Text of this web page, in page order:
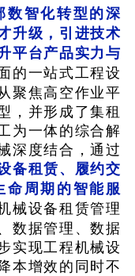
数智化转型的深
升级，引进技术
平台产品实力与
的一站式工程设
聚焦高空作业平
，并形成了集租
为一体的综合解
深度结合，通过
备租赁、履约交
命周期的智能服
械设备租赁管理
数据管理、数据
实现工程机械设
本增效的同时不